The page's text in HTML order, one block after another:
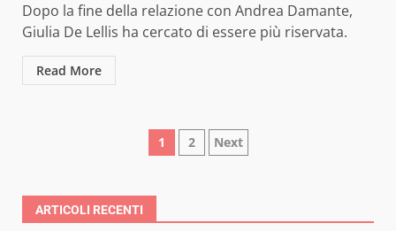
Dopo la fine della relazione con Andrea Damante,
Giulia De Lellis ha cercato di essere più riservata.
Read More
Paginazione
articoli
1 2 Next
ARTICOLI RECENTI